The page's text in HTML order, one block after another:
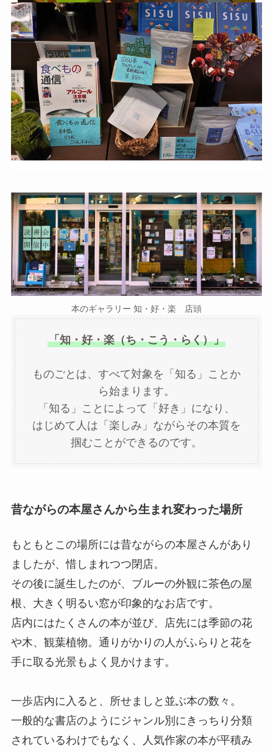
本のギャラリー 知・好・楽 店頭
「知・好・楽（ち・こう・らく）」
ものごとは、すべて対象を「知る」ことか
ら始まります。
「知る」ことによって「好き」になり、
はじめて人は「楽しみ」ながらその本質を
掴むことができるのです。
昔ながらの本屋さんから生まれ変わった場所
もともとこの場所には昔ながらの本屋さんがあり
ましたが、惜しまれつつ閉店。
その後に誕生したのが、ブルーの外観に茶色の屋
根、大きく明るい窓が印象的なお店です。
店内にはたくさんの本が並び、店先には季節の花
や木、観葉植物。通りがかりの人がふらりと花を
手に取る光景もよく見かけます。
一歩店内に入ると、所せましと並ぶ本の数々。
一般的な書店のようにジャンル別にきっちり分類
されているわけでもなく、人気作家の本が平積み